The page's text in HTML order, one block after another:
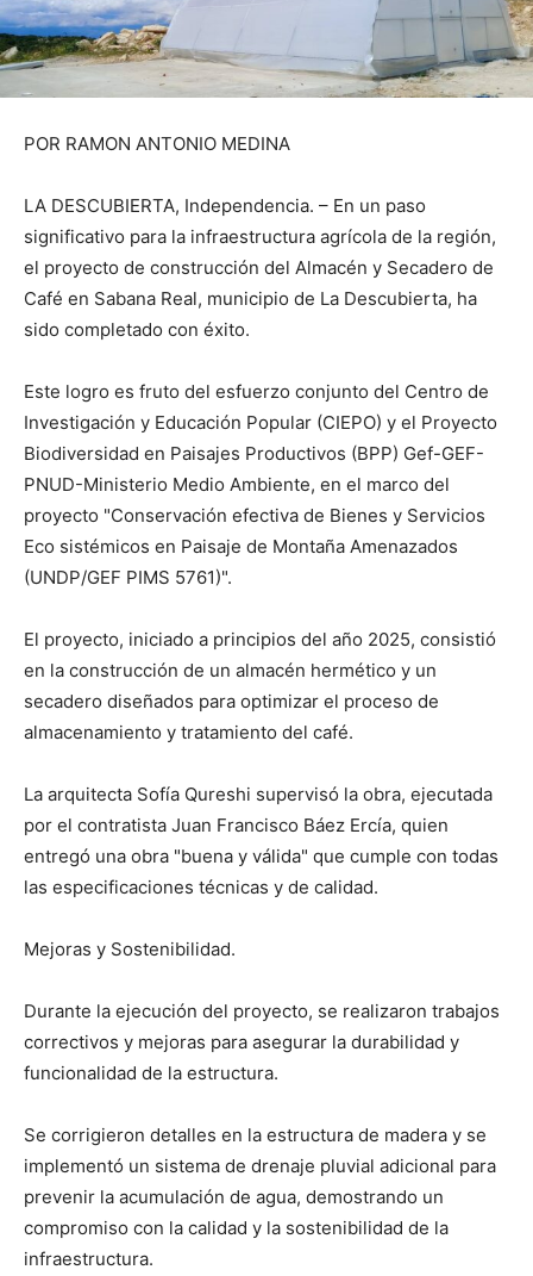
POR RAMON ANTONIO MEDINA
LA DESCUBIERTA, Independencia. – En un paso
significativo para la infraestructura agrícola de la región,
el proyecto de construcción del Almacén y Secadero de
Café en Sabana Real, municipio de La Descubierta, ha
sido completado con éxito.
Este logro es fruto del esfuerzo conjunto del Centro de
Investigación y Educación Popular (CIEPO) y el Proyecto
Biodiversidad en Paisajes Productivos (BPP) Gef-GEF-
PNUD-Ministerio Medio Ambiente, en el marco del
proyecto "Conservación efectiva de Bienes y Servicios
Eco sistémicos en Paisaje de Montaña Amenazados
(UNDP/GEF PIMS 5761)".
El proyecto, iniciado a principios del año 2025, consistió
en la construcción de un almacén hermético y un
secadero diseñados para optimizar el proceso de
almacenamiento y tratamiento del café.
La arquitecta Sofía Qureshi supervisó la obra, ejecutada
por el contratista Juan Francisco Báez Ercía, quien
entregó una obra "buena y válida" que cumple con todas
las especificaciones técnicas y de calidad.
Mejoras y Sostenibilidad.
Durante la ejecución del proyecto, se realizaron trabajos
correctivos y mejoras para asegurar la durabilidad y
funcionalidad de la estructura.
Se corrigieron detalles en la estructura de madera y se
implementó un sistema de drenaje pluvial adicional para
prevenir la acumulación de agua, demostrando un
compromiso con la calidad y la sostenibilidad de la
infraestructura.